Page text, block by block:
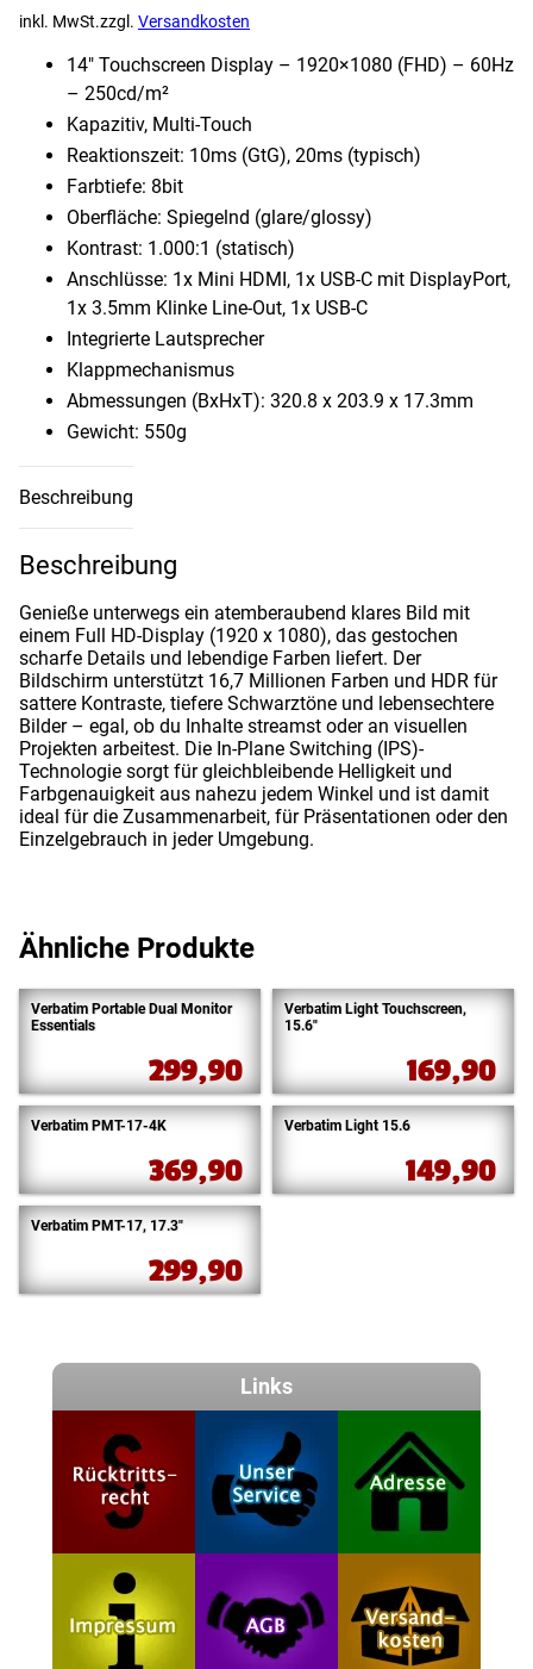
inkl. MwSt.zzgl. Versandkosten
14″ Touchscreen Display – 1920×1080 (FHD) – 60Hz
– 250cd/​m²
Kapazitiv, Multi-Touch
Reaktionszeit: 10ms (GtG), 20ms (typisch)
Farbtiefe: 8bit
Oberfläche: Spiegelnd (glare/​glossy)
Kontrast: 1.000:1 (statisch)
Anschlüsse: 1x Mini HDMI, 1x USB-C mit DisplayPort,
1x 3.5mm Klinke Line-Out, 1x USB-C
Integrierte Lautsprecher
Klappmechanismus
Abmessungen (BxHxT): 320.8 x 203.9 x 17.3mm
Gewicht: 550g
Beschreibung
Beschreibung
Genieße unterwegs ein atemberaubend klares Bild mit
einem Full HD-Display (1920 x 1080), das gestochen
scharfe Details und lebendige Farben liefert. Der
Bildschirm unterstützt 16,7 Millionen Farben und HDR für
sattere Kontraste, tiefere Schwarztöne und lebensechtere
Bilder – egal, ob du Inhalte streamst oder an visuellen
Projekten arbeitest. Die In-Plane Switching (IPS)-
Technologie sorgt für gleichbleibende Helligkeit und
Farbgenauigkeit aus nahezu jedem Winkel und ist damit
ideal für die Zusammenarbeit, für Präsentationen oder den
Einzelgebrauch in jeder Umgebung.
Ähnliche Produkte
Verbatim Portable Dual Monitor
Essentials
299,90
Verbatim Light Touchscreen,
15.6″
169,90
Verbatim PMT-17-4K
369,90
Verbatim Light 15.6
149,90
Verbatim PMT-17, 17.3″
299,90
Links